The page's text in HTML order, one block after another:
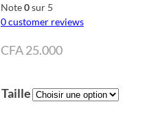
Note0sur 5
0customer reviews
CFA25.000
Taille